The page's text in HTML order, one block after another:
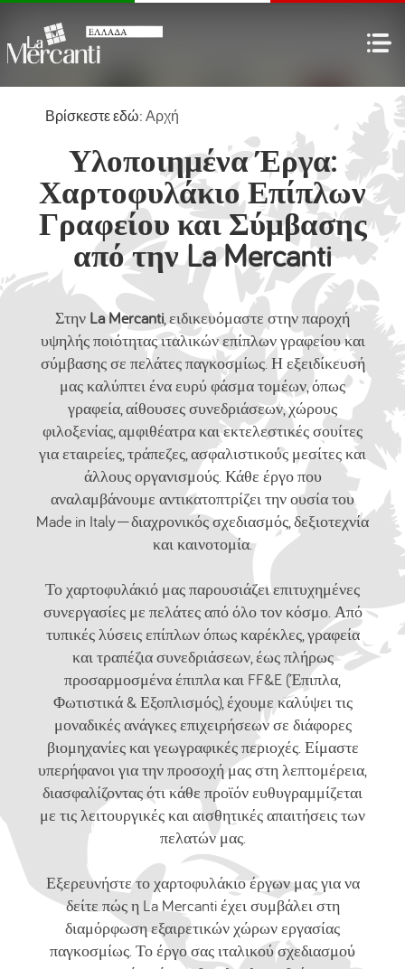
Βρίσκεστε εδώ: Αρχή
Υλοποιημένα Έργα:
Χαρτοφυλάκιο Επίπλων
Γραφείου και Σύμβασης
από την La Mercanti
Στην La Mercanti, ειδικευόμαστε στην παροχή
υψηλής ποιότητας ιταλικών επίπλων γραφείου και
σύμβασης σε πελάτες παγκοσμίως. Η εξειδίκευσή
μας καλύπτει ένα ευρύ φάσμα τομέων, όπως
γραφεία, αίθουσες συνεδριάσεων, χώρους
φιλοξενίας, αμφιθέατρα και εκτελεστικές σουίτες
για εταιρείες, τράπεζες, ασφαλιστικούς μεσίτες και
άλλους οργανισμούς. Κάθε έργο που
αναλαμβάνουμε αντικατοπτρίζει την ουσία του
Made in Italy—διαχρονικός σχεδιασμός, δεξιοτεχνία
και καινοτομία.
Το χαρτοφυλάκιό μας παρουσιάζει επιτυχημένες
συνεργασίες με πελάτες από όλο τον κόσμο. Από
τυπικές λύσεις επίπλων όπως καρέκλες, γραφεία
και τραπέζια συνεδριάσεων, έως πλήρως
προσαρμοσμένα έπιπλα και FF&E (Έπιπλα,
Φωτιστικά & Εξοπλισμός), έχουμε καλύψει τις
μοναδικές ανάγκες επιχειρήσεων σε διάφορες
βιομηχανίες και γεωγραφικές περιοχές. Είμαστε
υπερήφανοι για την προσοχή μας στη λεπτομέρεια,
διασφαλίζοντας ότι κάθε προϊόν ευθυγραμμίζεται
με τις λειτουργικές και αισθητικές απαιτήσεις των
πελατών μας.
Εξερευνήστε το χαρτοφυλάκιο έργων μας για να
δείτε πώς η La Mercanti έχει συμβάλει στη
διαμόρφωση εξαιρετικών χώρων εργασίας
παγκοσμίως. Το έργο σας ιταλικού σχεδιασμού